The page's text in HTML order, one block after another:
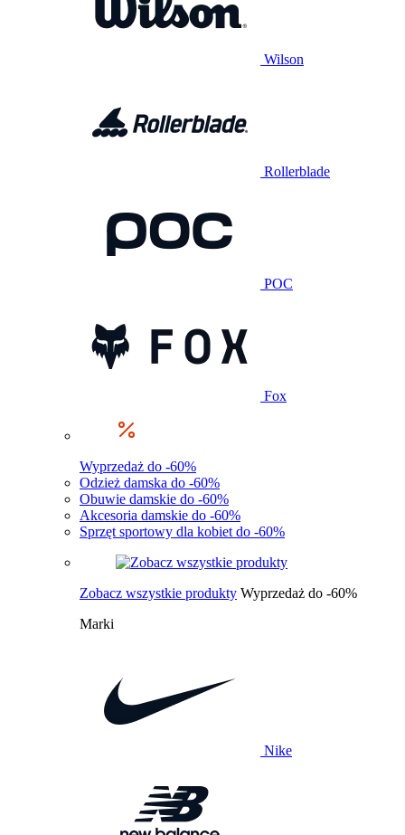
Wilson
Rollerblade
POC
Fox
Wyprzedaż do -60%
Odzież damska do -60%
Obuwie damskie do -60%
Akcesoria damskie do -60%
Sprzęt sportowy dla kobiet do -60%
Zobacz wszystkie produkty Wyprzedaż do -60%
Marki
Nike